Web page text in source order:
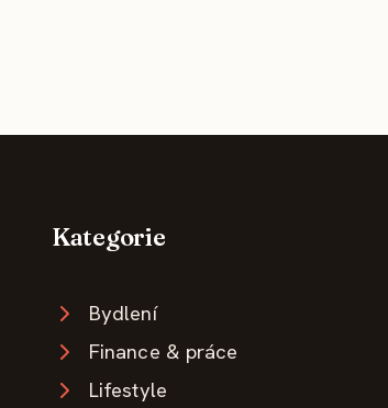
Kategorie
Bydlení
Finance & práce
Lifestyle